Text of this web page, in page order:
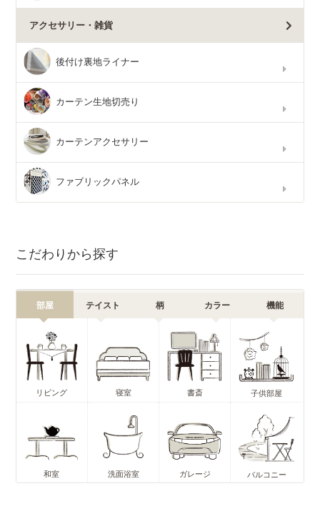
アクセサリー・雑貨
後付け裏地ライナー
カーテン生地切売り
カーテンアクセサリー
ファブリックパネル
こだわりから探す
部屋 テイスト 柄 カラー 機能
リビング 寝室 書斎 子供部屋
和室 洗面浴室 ガレージ バルコニー